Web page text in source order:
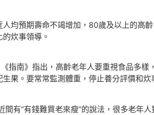
預期壽命不竭增加，80歲及以上的高齡
炊事領導。
南》指出，高齡老年人要重視食品多樣
果。要常常監測體重，停止養分評價和炊
間有“有錢難買老來瘦”的說法，很多老年